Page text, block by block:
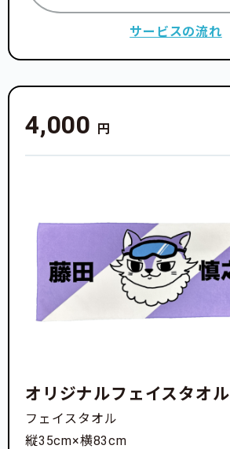
サービスの流れ
4,000 円
オリジナルフェイスタオル
フェイスタオル
縦35cm×横83cm